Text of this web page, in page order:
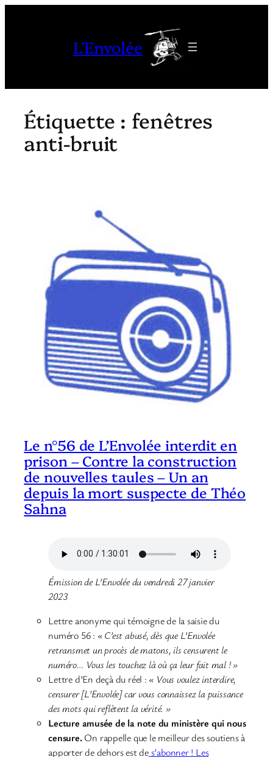
L'Envolée
Étiquette : fenêtres
anti-bruit
Le n°56 de L’Envolée interdit en
prison – Contre la construction
de nouvelles taules – Un an
depuis la mort suspecte de Théo
Sahna
Émission de L’Envolée du vendredi 27 janvier
2023
Lettre anonyme qui témoigne de la saisie du
numéro 56 : « C’est abusé, dès que L’Envolée
retransmet un procès de matons, ils censurent le
numéro… Vous les touchez là où ça leur fait mal ! »
Lettre d’En deçà du réel : « Vous voulez interdire,
censurer [L’Envolée] car vous connaissez la puissance
des mots qui reflètent la vérité. »
Lecture amusée de la note du ministère qui nous
censure.On rappelle que le meilleur des soutiens à
apporter de dehors est des’abonner ! Les